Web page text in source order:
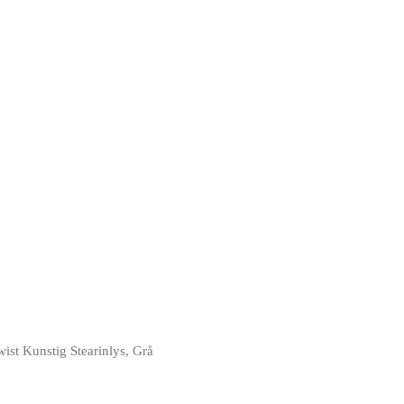
Kunstig Stearinlys, Grå